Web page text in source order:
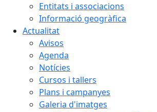
Entitats i associacions
Informació geogràfica
Actualitat
Avisos
Agenda
Notícies
Cursos i tallers
Plans i campanyes
Galeria d'imatges